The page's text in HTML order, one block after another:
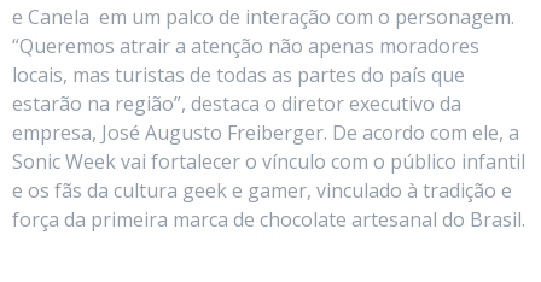
e Canela em um palco de interação com o personagem.
“Queremos atrair a atenção não apenas moradores
locais, mas turistas de todas as partes do país que
estarão na região”, destaca o diretor executivo da
empresa, José Augusto Freiberger. De acordo com ele, a
Sonic Week vai fortalecer o vínculo com o público infantil
e os fãs da cultura geek e gamer, vinculado à tradição e
força da primeira marca de chocolate artesanal do Brasil.